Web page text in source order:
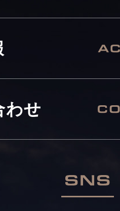
わせ